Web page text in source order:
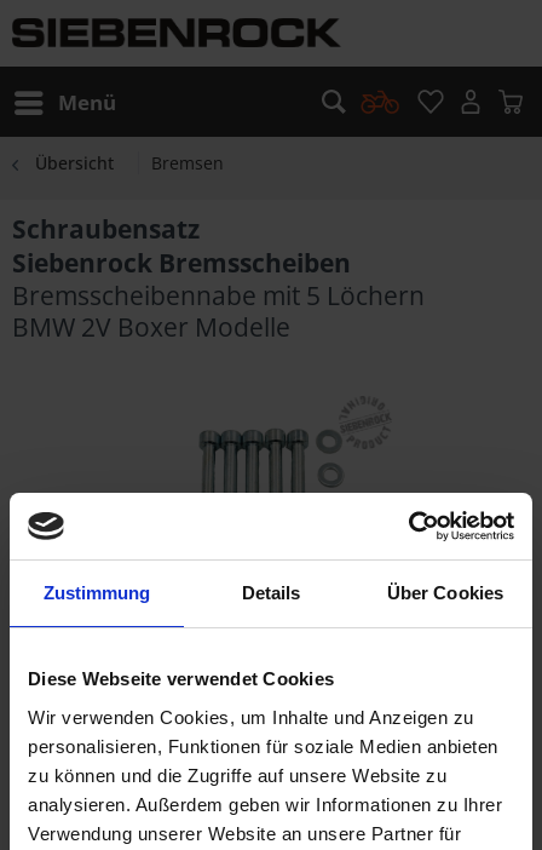
Zustimmung Details Über Cookies
Diese Webseite verwendet Cookies
Wir verwenden Cookies, um Inhalte und Anzeigen zu
personalisieren, Funktionen für soziale Medien anbieten
zu können und die Zugriffe auf unsere Website zu
analysieren. Außerdem geben wir Informationen zu Ihrer
Verwendung unserer Website an unsere Partner für
Menü
Übersicht Bremsen
Schraubensatz
Siebenrock Bremsscheiben
Bremsscheibennabe mit 5 Löchern
BMW 2V Boxer Modelle
5,70 €
inkl. ges. USt.,zzgl. Versandkosten
Sofort versandfertig, Lieferzeit ca. 2-4 Werktage innerhalb
Deutschlands
Warenkorb